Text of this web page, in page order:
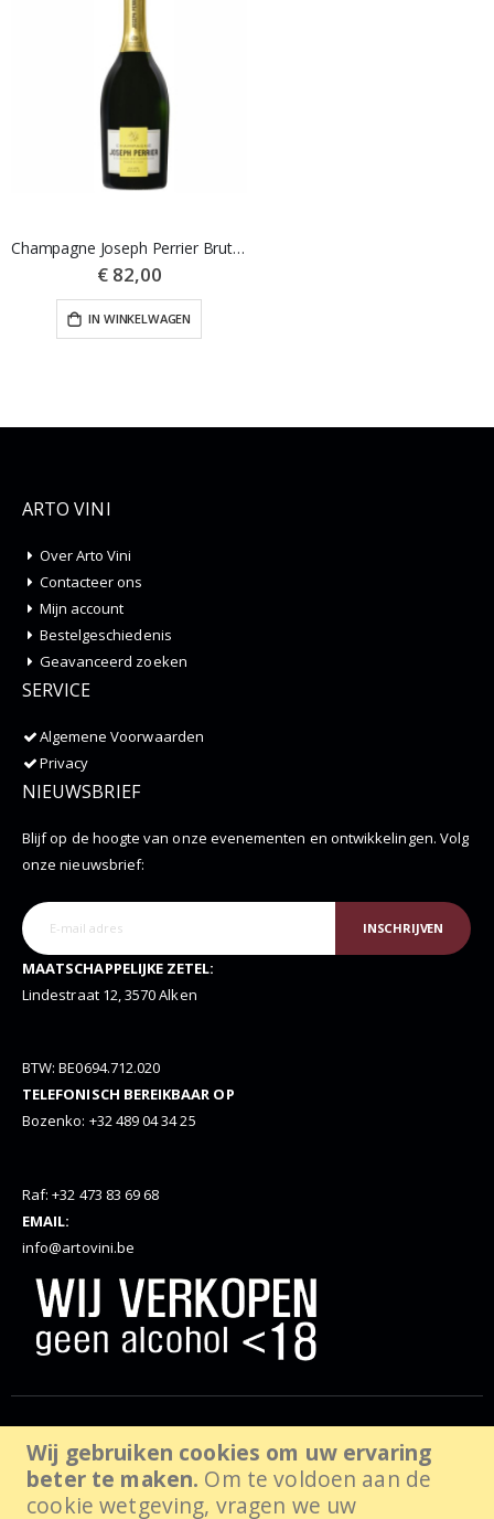
Wij gebruiken cookies om uw ervaring
beter te maken. Om te voldoen aan de
cookie wetgeving, vragen we uw
Champagne Joseph Perrier Brut Magnum
€ 82,00
IN WINKELWAGEN
ARTO VINI
Over Arto Vini
Contacteer ons
Mijn account
Bestelgeschiedenis
Geavanceerd zoeken
SERVICE
Algemene Voorwaarden
Privacy
NIEUWSBRIEF
Blijf op de hoogte van onze evenementen en ontwikkelingen. Volg
onze nieuwsbrief:
INSCHRIJVEN
MAATSCHAPPELIJKE ZETEL:
Lindestraat 12, 3570 Alken
BTW: BE0694.712.020
TELEFONISCH BEREIKBAAR OP
Bozenko: +32 489 04 34 25
Raf: +32 473 83 69 68
EMAIL:
info@artovini.be
© Artovini. 2025. Alle rechten voorbehouden, website door
wabanda.com